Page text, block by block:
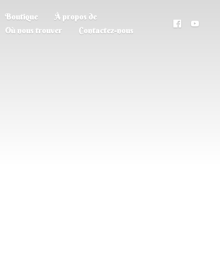
Boutique
À propos de
Où nous trouver
Contactez-nous